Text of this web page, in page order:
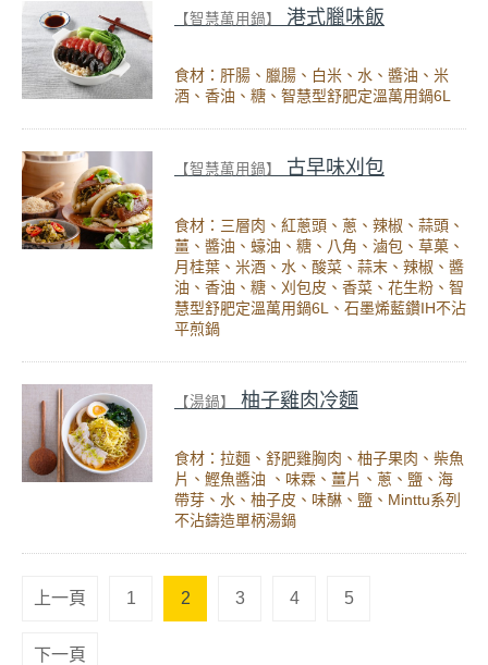
【智慧萬用鍋】 港式臘味飯
食材：肝腸、臘腸、白米、水、醬油、米
酒、香油、糖、智慧型舒肥定溫萬用鍋6L
【智慧萬用鍋】 古早味刈包
食材：三層肉、紅蔥頭、蔥、辣椒、蒜頭、
薑、醬油、蠔油、糖、八角、滷包、草菓、
月桂葉、米酒、水、酸菜、蒜末、辣椒、醬
油、香油、糖、刈包皮、香菜、花生粉、智
慧型舒肥定溫萬用鍋6L、石墨烯藍鑽IH不沾
平煎鍋
【湯鍋】 柚子雞肉冷麵
食材：拉麵、舒肥雞胸肉、柚子果肉、柴魚
片、鰹魚醬油 、味霖、薑片、蔥、鹽、海
帶芽、水、柚子皮、味醂、鹽、Minttu系列
不沾鑄造單柄湯鍋
上一頁 1 2 3 4 5
下一頁